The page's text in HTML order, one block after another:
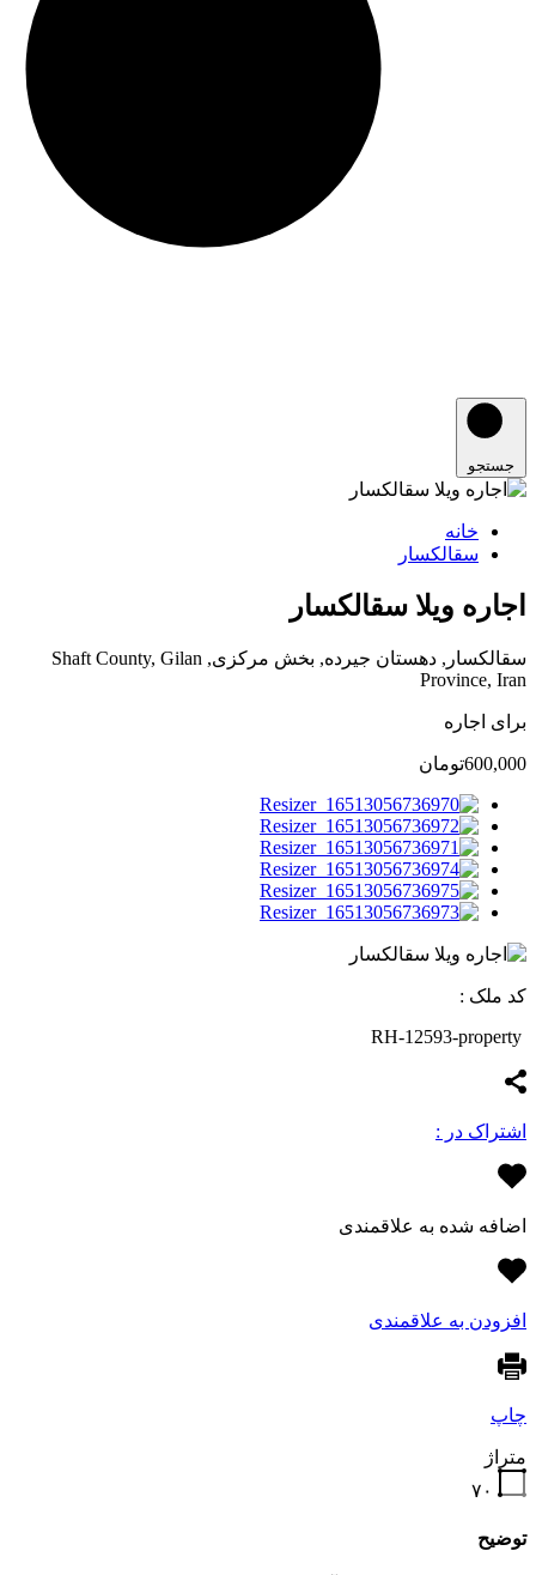
جستجو
خانه
سقالکسار
اجاره ویلا سقالکسار
سقالکسار, دهستان جیرده, بخش مرکزی, Shaft County, Gilan
Province, Iran
برای اجاره
600,000تومان
کد ملک :
اشتراک در :
اضافه شده به علاقمندی
افزودن به علاقمندی
چاپ
متراژ
۷۰
توضیح